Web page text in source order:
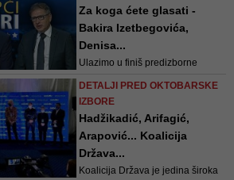
ateista. Sramota je da se nekome
takve stvari spočitavaju. Radi se
...
Za koga ćete glasati -
Bakira Izetbegovića,
Denisa...
Ulazimo u finiš predizborne
Presjedništva BiH. Ovaj izbor se
ocjenjuje kao historijski, zato i Vi
uzmite učešća u njemu
DETALJI PRED OKTOBARSKE
IZBORE
Hadžikadić, Arifagić,
Arapović... Koalicija
Država...
Koalicija Država je jedina široka